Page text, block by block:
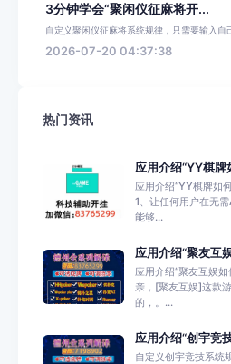
3分钟学会“聚闲仪征麻将开...
自定义聚闲仪征麻将系统规律，只需要输入
2026-07-20 04:37:38
热门资讯
应用介绍“YY棋
应用介绍“YY棋牌如
1、让任何用户在无
能够...
应用介绍“聚友互
应用介绍“聚友互娱
亲，[聚友互娱]这款
的，。...
应用介绍“创宇竞
自定义创宇竞技系统